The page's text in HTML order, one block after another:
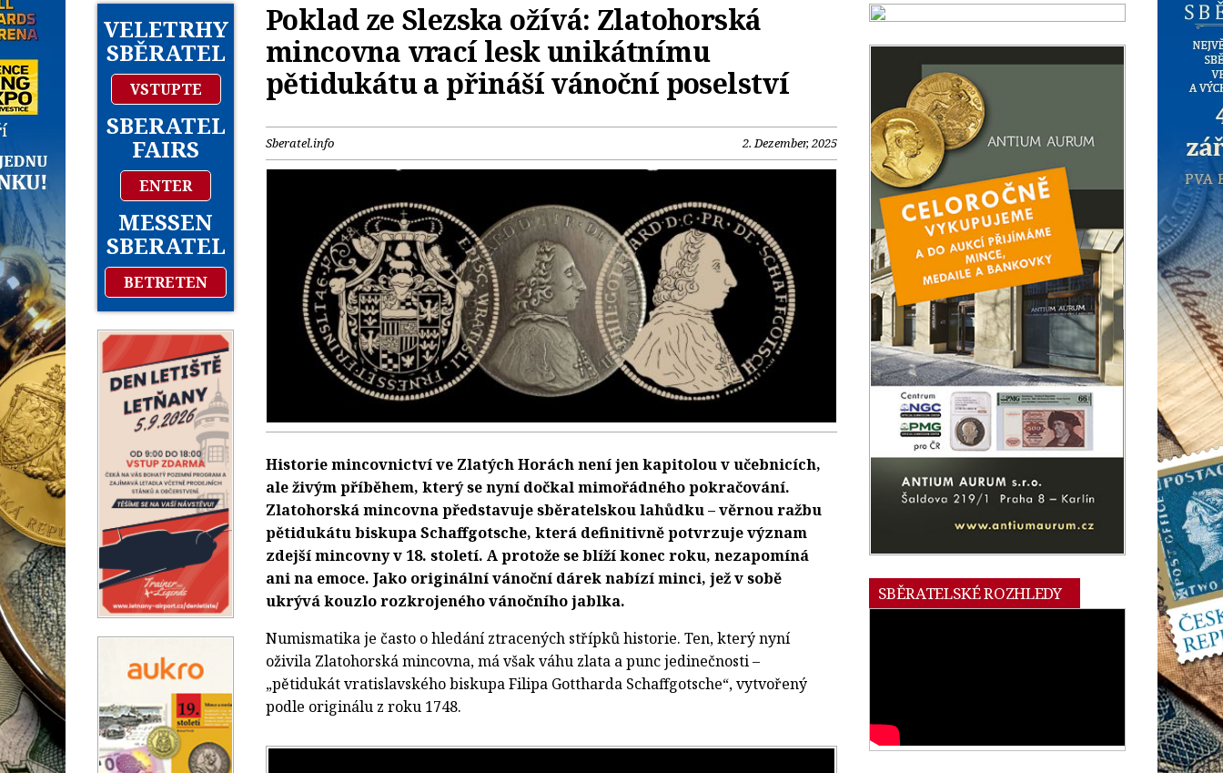
VELETRHY
SBĚRATEL
VSTUPTE
SBERATEL
FAIRS
ENTER
MESSEN
SBERATEL
BETRETEN
Poklad ze Slezska ožívá: Zlatohorská
mincovna vrací lesk unikátnímu
pětidukátu a přináší vánoční poselství
Sberatel.info 2. Dezember, 2025
Historie mincovnictví ve Zlatých Horách není jen kapitolou v učebnicích,
ale živým příběhem, který se nyní dočkal mimořádného pokračování.
Zlatohorská mincovna představuje sběratelskou lahůdku – věrnou ražbu
pětidukátu biskupa Schaffgotsche, která definitivně potvrzuje význam
zdejší mincovny v 18. století. A protože se blíží konec roku, nezapomíná
ani na emoce. Jako originální vánoční dárek nabízí minci, jež v sobě
ukrývá kouzlo rozkrojeného vánočního jablka.
Numismatika je často o hledání ztracených střípků historie. Ten, který nyní
oživila Zlatohorská mincovna, má však váhu zlata a punc jedinečnosti –
„pětidukát vratislavského biskupa Filipa Gottharda Schaffgotsche“, vytvořený
podle originálu z roku 1748.
SBĚRATELSKÉ ROZHLEDY